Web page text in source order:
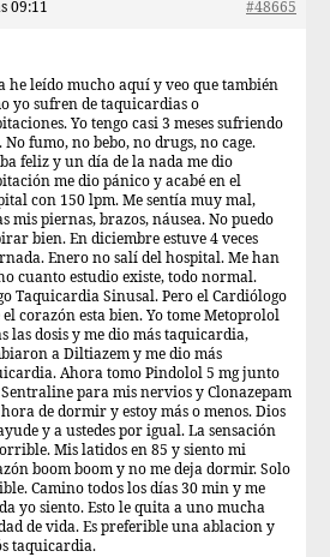
09:11
#48665
he leído mucho aquí y veo que también
yo sufren de taquicardias o
Yo tengo casi 3 meses sufriendo
No fumo, no bebo, no drugs, no cage.
feliz y un día de la nada me dio
me dio pánico y acabé en el
con 150 lpm. Me sentía muy mal,
mis piernas, brazos, náusea. No puedo
bien. En diciembre estuve 4 veces
Enero no salí del hospital. Me han
cuanto estudio existe, todo normal.
Taquicardia Sinusal. Pero el Cardiólogo
el corazón esta bien. Yo tome Metoprolol
las dosis y me dio más taquicardia,
a Diltiazem y me dio más
Ahora tomo Pindolol 5 mg junto
para mis nervios y Clonazepam
de dormir y estoy más o menos. Dios
y a ustedes por igual. La sensación
Mis latidos en 85 y siento mi
boom boom y no me deja dormir. Solo
Camino todos los días 30 min y me
yo siento. Esto le quita a uno mucha
de vida. Es preferible una ablacion y
taquicardia.